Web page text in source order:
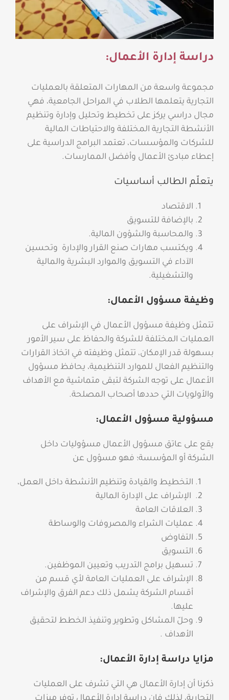
دراسة إدارة الأعمال:
مجموعة واسعة من المهارات المتعلقة بالعمليات
التجارية يتعلمها الطلاب في المراحل الجامعية، فهي
مجال دراسي يركز على تخطيط وتحليل وإدارة وتنظيم
الأنشطة التجارية المختلفة والاحتياطات المالية
للشركات والمؤسسات، تعتمد البرامج الدراسية على
إعطاء مبادئ الأعمال وأفضل الممارسات.
يتعلّم الطالب أساسيات
الاقتصاد
بالإضافة للتسويق
والمحاسبة والشؤون المالية.
ويكتسب مهارات صنع القرار والإدارة وتحسين
الآداء في التسويق والموارد البشرية والمالية
والتشغيلية.
وظيفة مسؤول الأعمال:
تتمثل وظيفة مسؤول الأعمال في الإشراف على
العمليات المختلفة للشركة والحفاظ على سير الأمور
بسهولة قدر الإمكان، تتمثل وظيفته في اتخاذ القرارات
والتنظيم الفعال للموارد التنظيمية، يحافظ مسؤول
الأعمال على توجه الشركة لتبقى متماشية مع الأهداف
والأولويات التي حددها أصحاب المصلحة.
مسؤولية مسؤول الأعمال:
يقع على عاتق مسؤول الأعمال مسؤوليات داخل
الشركة أو المؤسسة؛ فهو مسؤول عن
التخطيط والقيادة وتنظيم الأنشطة داخل العمل،
الإشراف على الإدارة المالية
العلاقات العامة
عمليات الشراء والمصروفات والوساطة
التفاوض
التسويق
تسهيل برامج التدريب وتعيين الموظفين.
الإشراف على العمليات العامة لأي قسم من
أقسام الشركة يشمل ذلك دعم الفرق والإشراف
عليها.
وحلّ المشاكل وتطوير وتنفيذ الخطط لتحقيق
الأهداف .
مزايا دراسة إدارة الأعمال:
ذكرنا أن إدارة الأعمال هي التي تشرف على العمليات